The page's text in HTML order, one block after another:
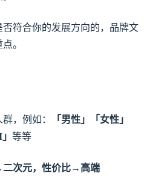
符合你的发展方向的，品牌文
。
，例如：
「男性」「女性」
等等
次元，性价比→高端